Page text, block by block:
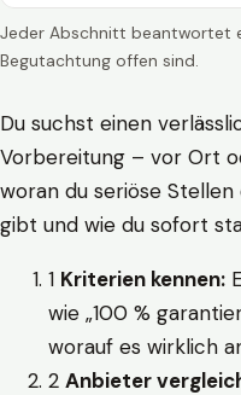
Jeder Abschnitt beantwortet
Begutachtung offen sind.
Du suchst einen
Vorbereitung – vor Ort
woran du seriöse
gibt und wie du sofort
1 Kriterien kennen:
wie „100 %
worauf es wirklich
2 Anbieter